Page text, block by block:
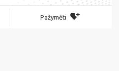
Pažymėti